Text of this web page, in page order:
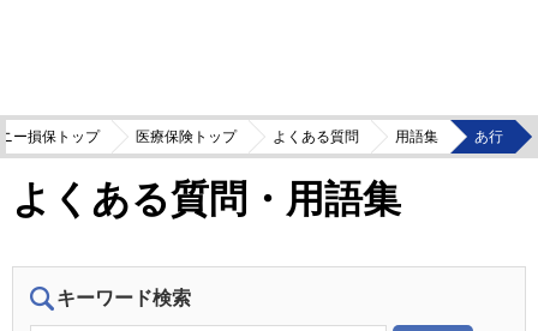
ー損保トップ 医療保険トップ よくある質問 用語集 あ行
よくある質問・用語集
キーワード検索